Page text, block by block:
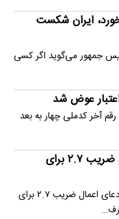
ایران شکست
جمهور می‌گوید اگر کسی
اعتبار عوض شد
رقم آخر کدملی چهار به بعد
اولین واکنش رسمی به ماجرای اعمال ضریب ۲.۷ برای
سازمان تنظیم مقررات و ارتباطات رادیویی با رد ادعای اعمال ضریب ۲.۷ برای